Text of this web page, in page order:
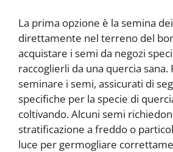
La prima opzione è la semina
direttamente nel terreno del
acquistare i semi da negozi
raccoglierli da una quercia sana.
seminare i semi, assicurati di
specifiche per la specie di
coltivando. Alcuni semi
stratificazione a freddo o
luce per germogliare